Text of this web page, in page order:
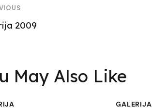
2009
May Also Like
GALERIJA